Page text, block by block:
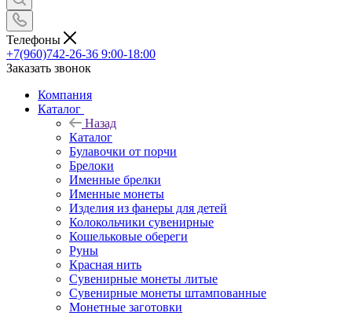
Телефоны
+7(960)742-26-36 9:00-18:00
Заказать звонок
Компания
Каталог
Назад
Каталог
Булавочки от порчи
Брелоки
Именные брелки
Именные монеты
Изделия из фанеры для детей
Колокольчики сувенирные
Кошельковые обереги
Руны
Красная нить
Сувенирные монеты литые
Сувенирные монеты штампованные
Монетные заготовки